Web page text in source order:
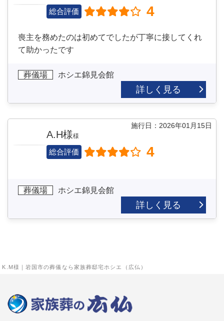
K.M様｜岩国市の葬儀なら家族葬邸宅ホシエ（広仏）
総合評価 4
喪主を務めたのは初めてでしたが丁寧に接してくれ
て助かったです
葬儀場 ホシエ錦見会館
詳しく見る
施行日：2026年01月15日
A.H様様
総合評価 4
葬儀場 ホシエ錦見会館
詳しく見る